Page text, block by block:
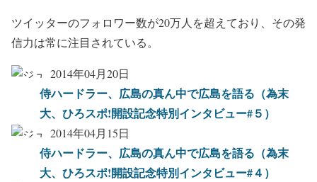
ツイッターのフォロワー数が20万人を超えており、その発
信力は常に注目されている。
2014年04月20日
侍ハードラー、広島の真ん中で広島を語る（為末
大、ひろスポ!開設記念特別インタビュー#５）
2014年04月15日
侍ハードラー、広島の真ん中で広島を語る（為末
大、ひろスポ!開設記念特別インタビュー#４）